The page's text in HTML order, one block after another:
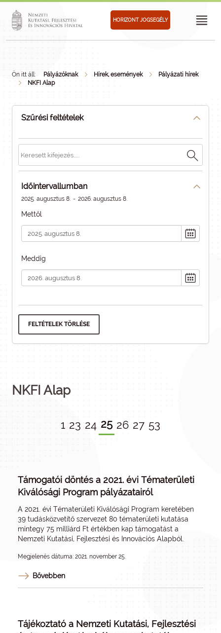
HORIZONT JOGSEGÉLY
Ön itt áll: Pályázóknak Hírek, események
Pályázati hírek
NKFI Alap
Szűrési feltételek
Időintervallumban
2025. augusztus 8. - 2026. augusztus 8.
Mettől
Meddig
FELTÉTELEK TÖRLÉSE
NKFI Alap
1 23 24 25 26 27 53
Támogatói döntés a 2021. évi Tématerületi
Kiválósági Program pályázatairól
A 2021. évi Tématerületi Kiválósági Program keretében
39 tudásközvetítő szervezet 80 tématerületi kutatása
mintegy 75 milliárd Ft értékben kap támogatást a
Nemzeti Kutatási, Fejlesztési és Innovációs Alapból.
Megjelenés dátuma: 2021. november 25.
Bővebben
Tájékoztató a Nemzeti Kutatási, Fejlesztési